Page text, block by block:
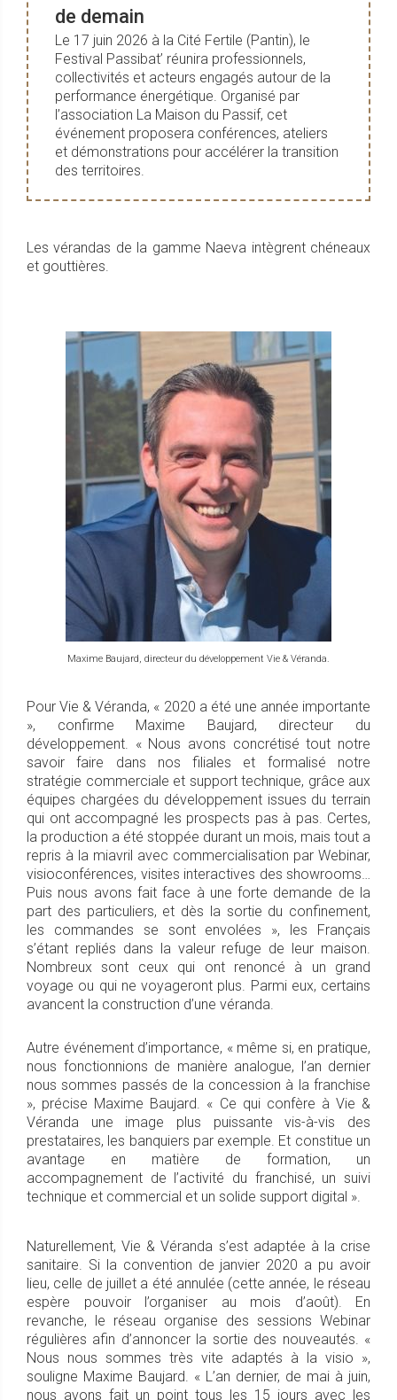
de demain
Le 17 juin 2026 à la Cité Fertile (Pantin), le
Festival Passibat’ réunira professionnels,
collectivités et acteurs engagés autour de la
performance énergétique. Organisé par
l’association La Maison du Passif, cet
événement proposera conférences, ateliers
et démonstrations pour accélérer la transition
des territoires.
Les vérandas de la gamme Naeva intègrent chéneaux
et gouttières.
Maxime Baujard, directeur du développement Vie & Véranda.
Pour Vie & Véranda, « 2020 a été une année importante
», confirme Maxime Baujard, directeur du
développement. « Nous avons concrétisé tout notre
savoir faire dans nos filiales et formalisé notre
stratégie commerciale et support technique, grâce aux
équipes chargées du développement issues du terrain
qui ont accompagné les prospects pas à pas. Certes,
la production a été stoppée durant un mois, mais tout a
repris à la miavril avec commercialisation par Webinar,
visioconférences, visites interactives des showrooms…
Puis nous avons fait face à une forte demande de la
part des particuliers, et dès la sortie du confinement,
les commandes se sont envolées », les Français
s’étant repliés dans la valeur refuge de leur maison.
Nombreux sont ceux qui ont renoncé à un grand
voyage ou qui ne voyageront plus. Parmi eux, certains
avancent la construction d’une véranda.
Autre événement d’importance, « même si, en pratique,
nous fonctionnions de manière analogue, l’an dernier
nous sommes passés de la concession à la franchise
», précise Maxime Baujard. « Ce qui confère à Vie &
Véranda une image plus puissante vis-à-vis des
prestataires, les banquiers par exemple. Et constitue un
avantage en matière de formation, un
accompagnement de l’activité du franchisé, un suivi
technique et commercial et un solide support digital ».
Naturellement, Vie & Véranda s’est adaptée à la crise
sanitaire. Si la convention de janvier 2020 a pu avoir
lieu, celle de juillet a été annulée (cette année, le réseau
espère pouvoir l’organiser au mois d’août). En
revanche, le réseau organise des sessions Webinar
régulières afin d’annoncer la sortie des nouveautés. «
Nous nous sommes très vite adaptés à la visio »,
souligne Maxime Baujard. « L’an dernier, de mai à juin,
nous avons fait un point tous les 15 jours avec les